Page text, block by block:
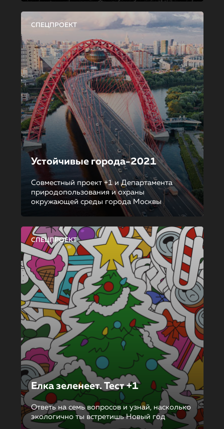
СПЕЦПРОЕКТ
Устойчивые города-2021
Совместный проект +1 и Департамента
природопользования и охраны
окружающей среды города Москвы
СПЕЦПРОЕКТ
Елка зеленеет. Тест +1
Ответь на семь вопросов и узнай, насколько
экологично ты встретишь Новый год